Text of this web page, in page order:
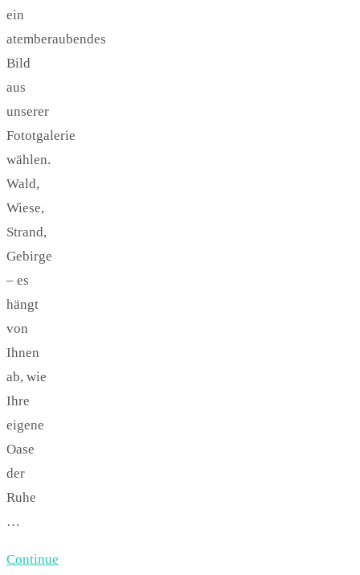
ein
atemberaubendes
Bild
aus
unserer
Fototgalerie
wählen.
Wald,
Wiese,
Strand,
Gebirge
– es
hängt
von
Ihnen
ab, wie
Ihre
eigene
Oase
der
Ruhe
…
Continue